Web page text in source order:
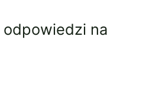
odpowiedzi na